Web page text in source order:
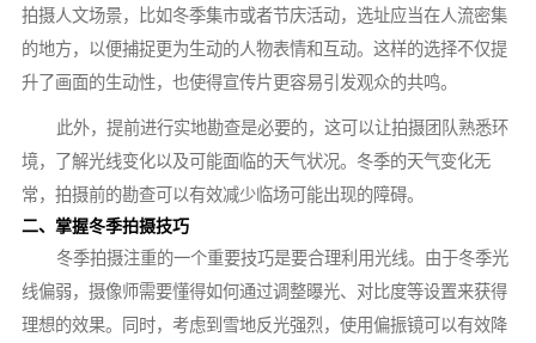
拍摄人文场景，比如冬季集市或者节庆活动，选址应当在人流密集
的地方，以便捕捉更为生动的人物表情和互动。这样的选择不仅提
升了画面的生动性，也使得宣传片更容易引发观众的共鸣。
此外，提前进行实地勘查是必要的，这可以让拍摄团队熟悉环
境，了解光线变化以及可能面临的天气状况。冬季的天气变化无
常，拍摄前的勘查可以有效减少临场可能出现的障碍。
二、掌握冬季拍摄技巧
冬季拍摄注重的一个重要技巧是要合理利用光线。由于冬季光
线偏弱，摄像师需要懂得如何通过调整曝光、对比度等设置来获得
理想的效果。同时，考虑到雪地反光强烈，使用偏振镜可以有效降